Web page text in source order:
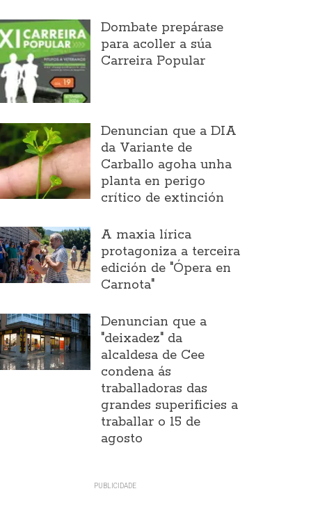
Dombate prepárase
para acoller a súa
Carreira Popular
Denuncian que a DIA
da Variante de
Carballo agoha unha
planta en perigo
crítico de extinción
A maxia lírica
protagoniza a terceira
edición de "Ópera en
Carnota"
Denuncian que a
"deixadez" da
alcaldesa de Cee
condena ás
traballadoras das
grandes superificies a
traballar o 15 de
agosto